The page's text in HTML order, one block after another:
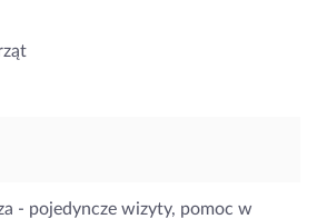
- pojedyncze wizyty, pomoc w